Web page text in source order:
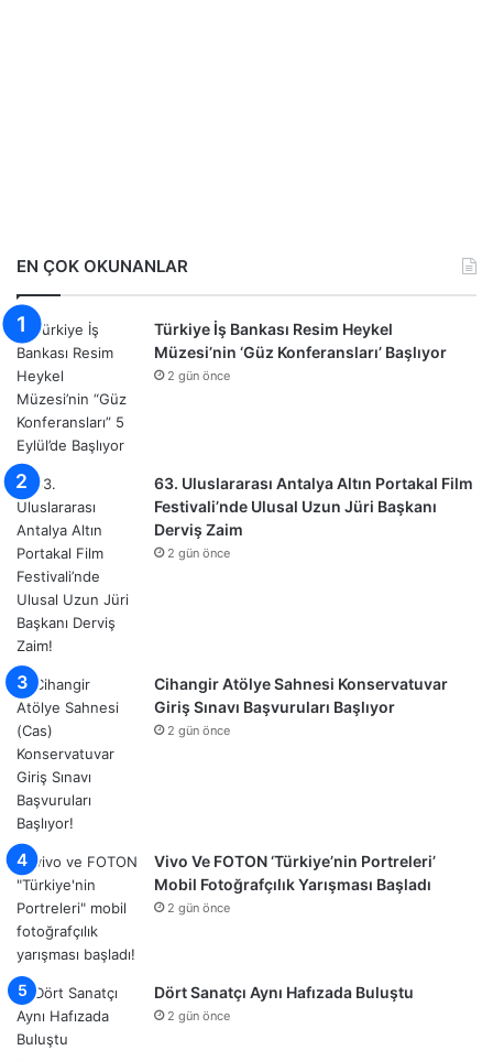
EN ÇOK OKUNANLAR
Türkiye İş Bankası Resim Heykel
Müzesi’nin ‘Güz Konferansları’ Başlıyor
2 gün önce
63. Uluslararası Antalya Altın Portakal Film
Festivali’nde Ulusal Uzun Jüri Başkanı
Derviş Zaim
2 gün önce
Cihangir Atölye Sahnesi Konservatuvar
Giriş Sınavı Başvuruları Başlıyor
2 gün önce
Vivo Ve FOTON ‘Türkiye’nin Portreleri’
Mobil Fotoğrafçılık Yarışması Başladı
2 gün önce
Dört Sanatçı Aynı Hafızada Buluştu
2 gün önce